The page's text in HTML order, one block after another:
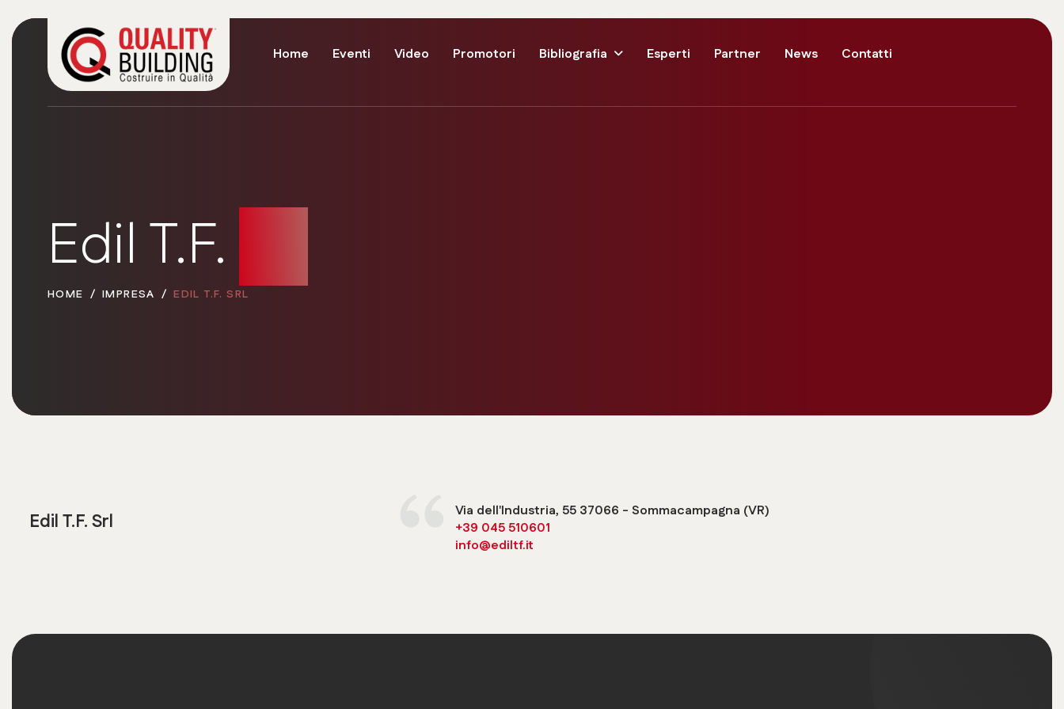
Home Eventi Video Promotori Bibliografia Esperti Partner News Contatti
Edil T.F.
HOME IMPRESA EDIL T.F. SRL
Edil T.F. Srl
Via dell'Industria, 55 37066 - Sommacampagna (VR)
+39 045 510601
info@ediltf.it